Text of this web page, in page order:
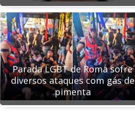
Parada LGBT de Roma sofre
diversos ataques com gás de
pimenta